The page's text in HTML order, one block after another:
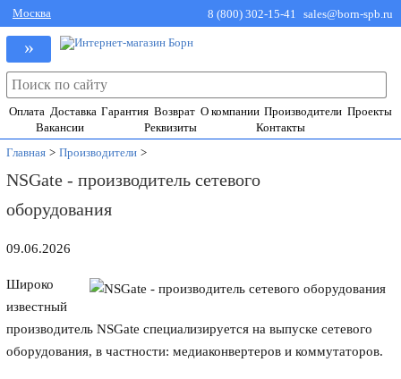
Москва 8 (800) 302-15-41 sales@born-spb.ru
»
Оплата Доставка Гарантия Возврат О компании Производители Проекты
Вакансии
Реквизиты
Контакты
Главная > Производители >
NSGate - производитель сетевого
оборудования
09.06.2026
Широко
известный
производитель NSGate специализируется на выпуске сетевого
оборудования, в частности: медиаконвертеров и коммутаторов.